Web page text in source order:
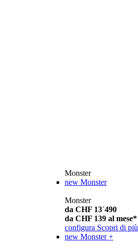
Monster
new Monster
Monster
da CHF 13´490
da CHF 139 al mese*
configura Scopri di più
new Monster +